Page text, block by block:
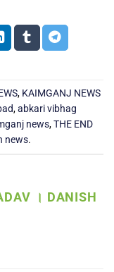
, KAIMGANJ NEWS
,abkari vibhag
news,THE END
news.
। DANISH